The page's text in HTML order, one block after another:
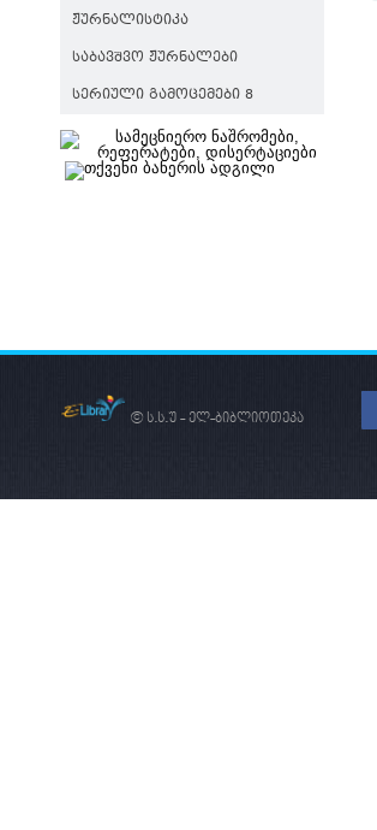
ᲟᲣᲠᲜᲐᲚᲘᲡᲢᲘᲙᲐ
ᲡᲐᲑᲐᲕᲨᲕᲝ ᲟᲣᲠᲜᲐᲚᲔᲑᲘ
ᲡᲔᲠᲘᲣᲚᲘ ᲒᲐᲛᲝᲪᲔᲛᲔᲑᲘ 8
© ს.ს.უ - ელ-ბიბლიოთეკა